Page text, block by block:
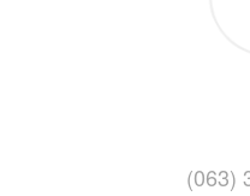
(063)